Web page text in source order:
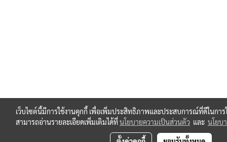
เว็บไซต์นี้มีการใช้งานคุกกี้ เพื่อเพิ่มประสิทธิภาพและประสบการณ์ที่ดีในการ
สามารถอ่านรายละเอียดเพิ่มเติมได้ที่นโยบายความเป็นส่วนตัว และ นโยบ